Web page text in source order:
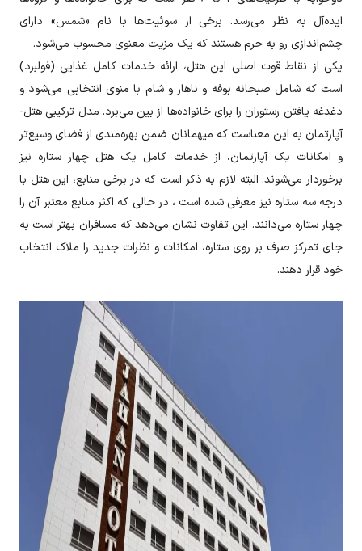
ایده‌آل به نظر می‌رسد. برخی از سوئیت‌ها با نام «شمس» دارای
چشم‌اندازی رو به حرم هستند که یک مزیت معنوی محسوب می‌شود.
یکی از نقاط قوت اصلی این هتل، ارائه خدمات کامل غذایی (فولبرد)
است که شامل صبحانه بوفه و ناهار و شام با منوی انتخابی می‌شود و
دغدغه یافتن رستوران را برای خانواده‌ها از بین می‌برد. مدل ترکیبی هتل-
آپارتمان به این معناست که میهمانان ضمن بهره‌مندی از فضای وسیع‌تر
و امکانات یک آپارتمان، از خدمات کامل یک هتل چهار ستاره نیز
برخوردار می‌شوند. البته لازم به ذکر است که در برخی منابع، این هتل با
درجه سه ستاره نیز معرفی شده است ، در حالی که اکثر منابع معتبر آن را
چهار ستاره می‌دانند. این تفاوت نشان می‌دهد که مسافران بهتر است به
جای تمرکز صرف بر روی ستاره، امکانات و نظرات جدید را ملاک انتخاب
خود قرار دهند.